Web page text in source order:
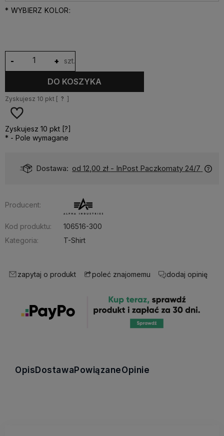
* WYBIERZ KOLOR:
+
- szt.
DO KOSZYKA
Zyskujesz 10 pkt [ ? ]
Zyskujesz 10 pkt [?]
* - Pole wymagane
Dostawa: od 12,00 zł - InPost Paczkomaty 24/7
Producent:
Kod produktu:
106516-300
Kategoria:
T-Shirt
zapytaj o produkt poleć znajomemu dodaj opinię
OpisDostawaPowiązaneOpinie